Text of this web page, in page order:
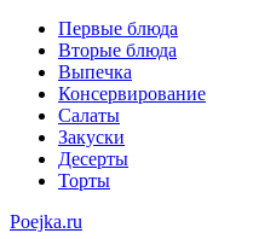
Первые блюда
Вторые блюда
Выпечка
Консервирование
Салаты
Закуски
Десерты
Торты
Poejka.ru